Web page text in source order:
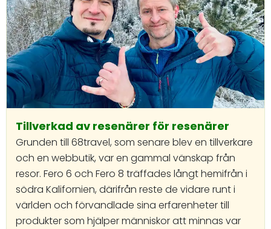
Tillverkad av resenärer för resenärer
Grunden till 68travel, som senare blev en tillverkare
och en webbutik, var en gammal vänskap från
resor. Fero 6 och Fero 8 träffades långt hemifrån i
södra Kalifornien, därifrån reste de vidare runt i
världen och förvandlade sina erfarenheter till
produkter som hjälper människor att minnas var